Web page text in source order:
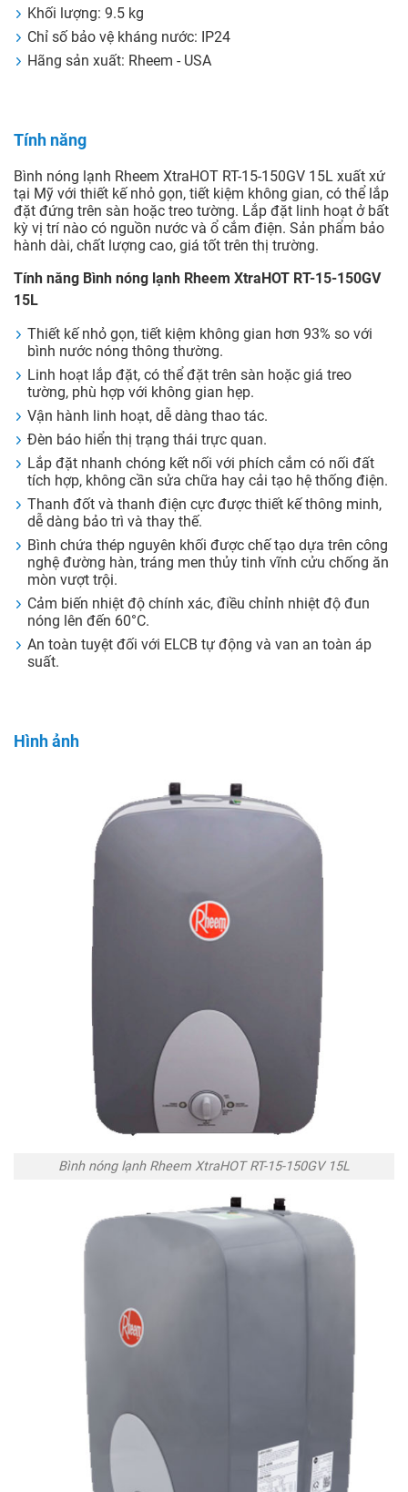
Khối lượng: 9.5 kg
Chỉ số bảo vệ kháng nước: IP24
Hãng sản xuất: Rheem - USA
Tính năng
Bình nóng lạnh Rheem XtraHOT RT-15-150GV 15L xuất xứ
tại Mỹ với thiết kế nhỏ gọn, tiết kiệm không gian, có thể lắp
đặt đứng trên sàn hoặc treo tường. Lắp đặt linh hoạt ở bất
kỳ vị trí nào có nguồn nước và ổ cắm điện. Sản phẩm bảo
hành dài, chất lượng cao, giá tốt trên thị trường.
Tính năng Bình nóng lạnh Rheem XtraHOT RT-15-150GV
15L
Thiết kế nhỏ gọn, tiết kiệm không gian hơn 93% so với
bình nước nóng thông thường.
Linh hoạt lắp đặt, có thể đặt trên sàn hoặc giá treo
tường, phù hợp với không gian hẹp.
Vận hành linh hoạt, dễ dàng thao tác.
Đèn báo hiển thị trạng thái trực quan.
Lắp đặt nhanh chóng kết nối với phích cắm có nối đất
tích hợp, không cần sửa chữa hay cải tạo hệ thống điện.
Thanh đốt và thanh điện cực được thiết kế thông minh,
dễ dàng bảo trì và thay thế.
Bình chứa thép nguyên khối được chế tạo dựa trên công
nghệ đường hàn, tráng men thủy tinh vĩnh cửu chống ăn
mòn vượt trội.
Cảm biến nhiệt độ chính xác, điều chỉnh nhiệt độ đun
nóng lên đến 60°C.
An toàn tuyệt đối với ELCB tự động và van an toàn áp
suất.
Hình ảnh
Bình nóng lạnh Rheem XtraHOT RT-15-150GV 15L